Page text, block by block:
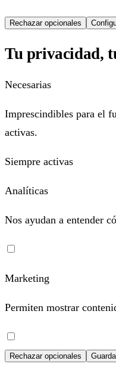
Rechazar opcionales
Tu privacidad,
Necesarias
Imprescindibles para el
activas.
Siempre activas
Analíticas
Nos ayudan a entender
Marketing
Permiten mostrar
Rechazar opcionales